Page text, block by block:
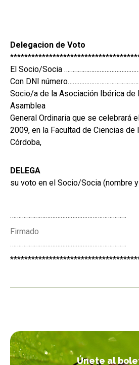
Delegacion de Voto
******************************
El Socio/Socia …………………………
Con DNI número…………………………………….
Socio/a de la Asociación Ibérica de
Asamblea
General Ordinaria que se celebrará
2009, en la Facultad de Ciencias de
Córdoba,
DELEGA
su voto en el Socio/Socia (nombre
……………………………………………………………
Firmado
******************************
Únete al